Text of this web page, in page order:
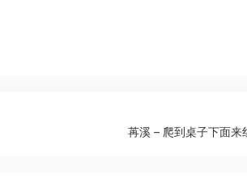
苒溪 – 爬到桌子下面来